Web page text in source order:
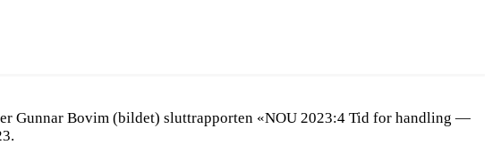
Gunnar Bovim (bildet) sluttrapporten «NOU 2023:4 Tid for handling —